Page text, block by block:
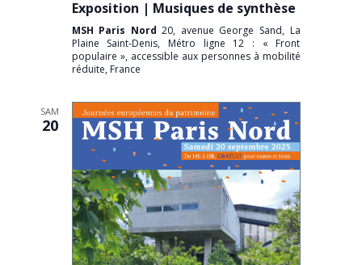
Exposition | Musiques de synthèse
MSH Paris Nord20, avenue George Sand, La
Plaine Saint-Denis, Métro ligne 12 : « Front
populaire », accessible aux personnes à mobilité
réduite, France
SAM
20